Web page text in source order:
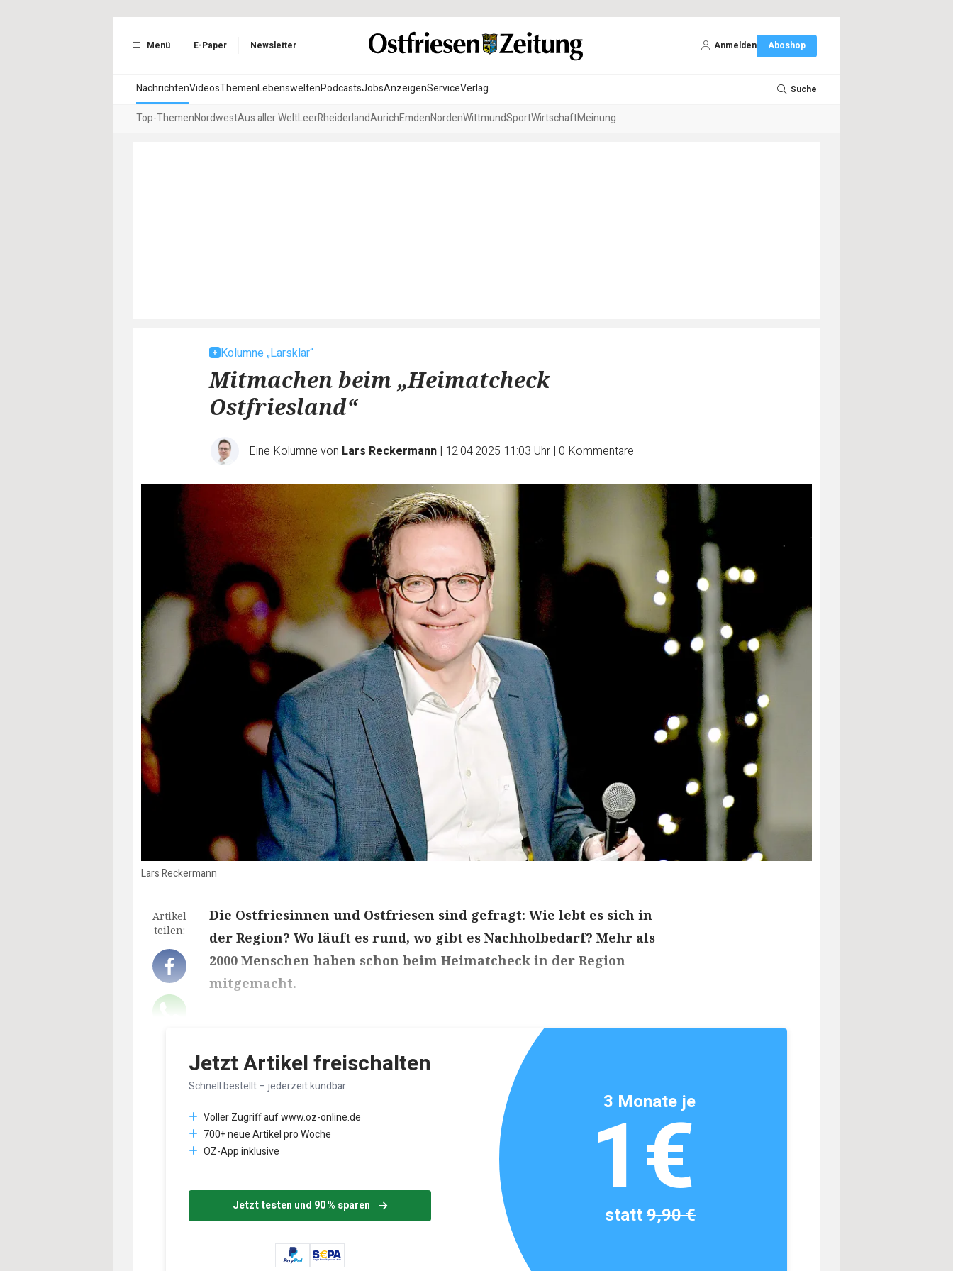
Menü E-Paper Newsletter Anmelden Aboshop
NachrichtenVideosThemenLebensweltenPodcastsJobsAnzeigenServiceVerlag Suche
Top-ThemenNordwestAus aller WeltLeerRheiderlandAurichEmdenNordenWittmundSportWirtschaftMeinung
Kolumne „Larsklar“
Mitmachen beim „Heimatcheck
Ostfriesland“
Eine Kolumne von Lars Reckermann | 12.04.2025 11:03 Uhr | 0 Kommentare
Lars Reckermann
Artikel
teilen:
Die Ostfriesinnen und Ostfriesen sind gefragt: Wie lebt es sich in
der Region? Wo läuft es rund, wo gibt es Nachholbedarf? Mehr als
2000 Menschen haben schon beim Heimatcheck in der Region
mitgemacht.
Jetzt Artikel freischalten
Schnell bestellt – jederzeit kündbar.
Voller Zugriff auf www.oz-online.de
700+ neue Artikel pro Woche
OZ-App inklusive
Jetzt testen und 90 % sparen
3 Monate je
1€
statt9,90 €